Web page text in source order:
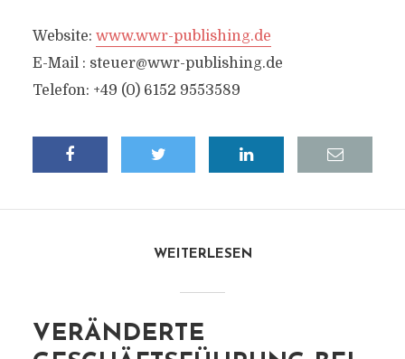
Website: www.wwr-publishing.de
E-Mail : steuer@wwr-publishing.de
Telefon: +49 (0) 6152 9553589
WEITERLESEN
VERÄNDERTE